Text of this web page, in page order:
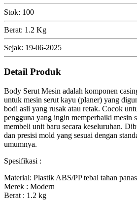
Stok: 100
Berat: 1.2 Kg
Sejak: 19-06-2025
Detail Produk
Body Serut Mesin adalah komponen
untuk mesin serut kayu (planer) yang
bodi asli yang rusak atau retak. Cocok
pengguna yang ingin memperbaiki mesin
membeli unit baru secara keseluruhan.
dan presisi mold yang sesuai dengan
umumnya.
Spesifikasi :
Material: Plastik ABS/PP tebal tahan
Merek : Modern
Berat : 1.2 kg